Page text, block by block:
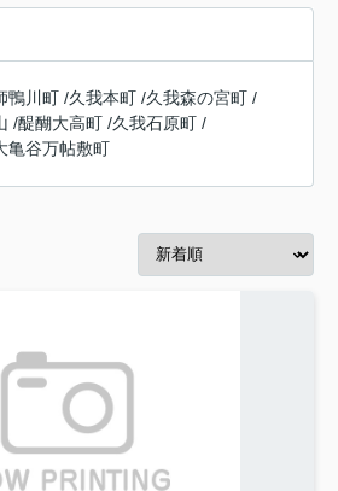
鴨川町 /久我本町 /久我森の宮町 /
/醍醐大高町 /久我石原町 /
亀谷万帖敷町